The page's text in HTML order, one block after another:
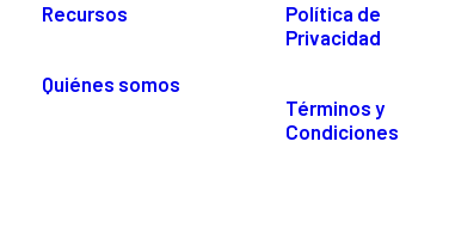
Recursos
Quiénes somos
Política de
Privacidad
Términos y
Condiciones